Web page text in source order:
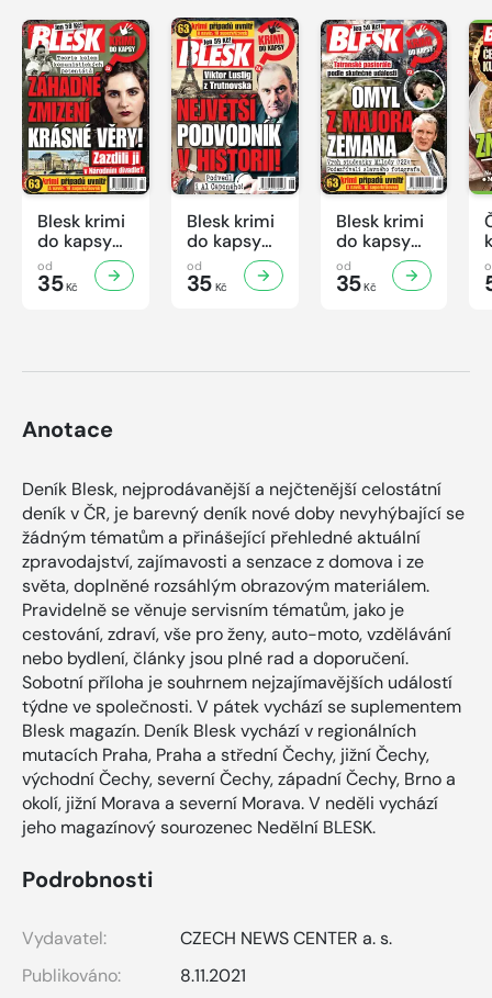
Blesk krimi
do kapsy
č.7/2026
od
35Kč
Blesk krimi
do kapsy
č.6/2026
od
35Kč
Blesk krimi
do kapsy
č.5/2026
od
35Kč
Anotace
Deník Blesk, nejprodávanější a nejčtenější celostátní
deník v ČR, je barevný deník nové doby nevyhýbající se
žádným tématům a přinášející přehledné aktuální
zpravodajství, zajímavosti a senzace z domova i ze
světa, doplněné rozsáhlým obrazovým materiálem.
Pravidelně se věnuje servisním tématům, jako je
cestování, zdraví, vše pro ženy, auto-moto, vzdělávání
nebo bydlení, články jsou plné rad a doporučení.
Sobotní příloha je souhrnem nejzajímavějších událostí
týdne ve společnosti. V pátek vychází se suplementem
Blesk magazín. Deník Blesk vychází v regionálních
mutacích Praha, Praha a střední Čechy, jižní Čechy,
východní Čechy, severní Čechy, západní Čechy, Brno a
okolí, jižní Morava a severní Morava. V neděli vychází
jeho magazínový sourozenec Nedělní BLESK.
Podrobnosti
Vydavatel:
CZECH NEWS CENTER a. s.
Publikováno:
8.11.2021